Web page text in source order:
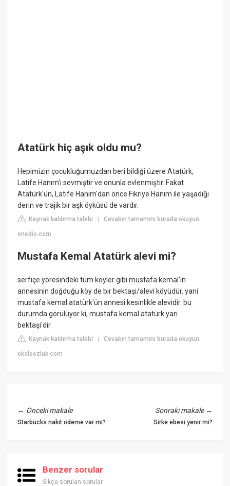
Atatürk hiç aşık oldu mu?
Hepimizin çocukluğumuzdan beri bildiği üzere Atatürk,
Latife Hanım'ı sevmiştir ve onunla evlenmiştir. Fakat
Atatürk'ün, Latife Hanım'dan önce Fikriye Hanım ile yaşadığı
derin ve trajik bir aşk öyküsü de vardır.
Kaynak kaldırma talebi |Cevabın tamamını burada okuyun:
onedio.com
Mustafa Kemal Atatürk alevi mi?
serfiçe yöresindeki tüm köyler gibi mustafa kemal'in
annesinin doğduğu köy de bir bektaşi/alevi köyüdür. yani
mustafa kemal atatürk'ün annesi kesinlikle alevidir. bu
durumda görülüyor ki, mustafa kemal atatürk yarı
bektaşi'dir.
Kaynak kaldırma talebi |Cevabın tamamını burada okuyun:
eksisozluk.com
← Önceki makale
Starbucks nakit ödeme var mi?
Sonraki makale→
Sirke ebesi yenir mi?
Benzer sorular
Sıkça sorulan sorular